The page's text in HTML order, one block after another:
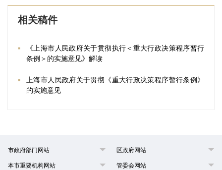
相关稿件
《上海市人民政府关于贯彻执行＜重大行政决策程序暂行
条例＞的实施意见》解读
上海市人民政府关于贯彻《重大行政决策程序暂行条例》
的实施意见
市政府部门网站 区政府网站
本市重要机构网站 管委会网站